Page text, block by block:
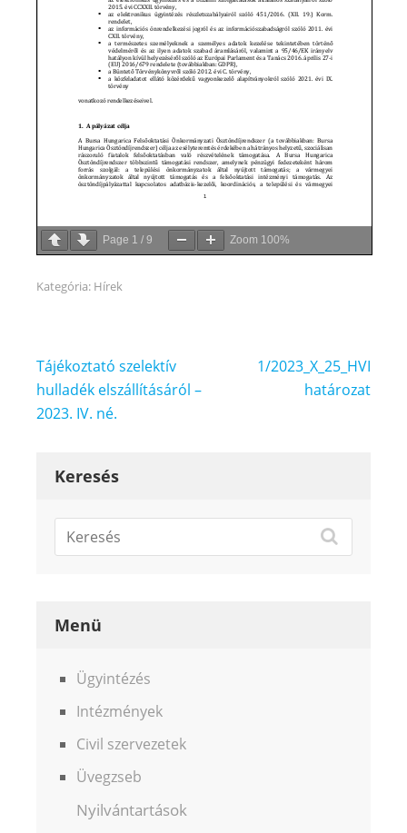
Page 1 / 9 Zoom 100%
Kategória: Hírek
Bejegyzés
navigáció
Tájékoztató szelektív
hulladék elszállításáról –
2023. IV. né.
1/2023_X_25_HVI
határozat
Keresés
Menü
Ügyintézés
Intézmények
Civil szervezetek
Üvegzseb
Nyilvántartások